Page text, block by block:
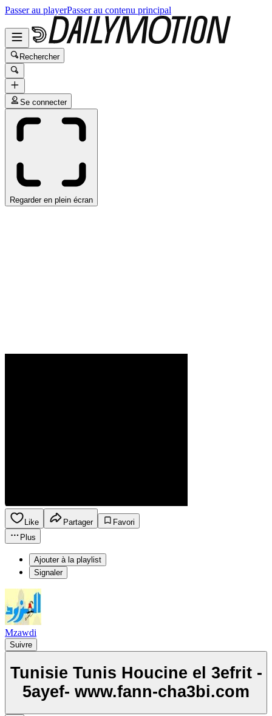
Passer au playerPasser au contenu principal
Rechercher
Se connecter
Regarder en plein écran
Like Partager
Favori
Plus
Ajouter à la playlist
Signaler
Mzawdi
Suivre
Tunisie Tunis Houcine el 3efrit -
5ayef- www.fann-cha3bi.com